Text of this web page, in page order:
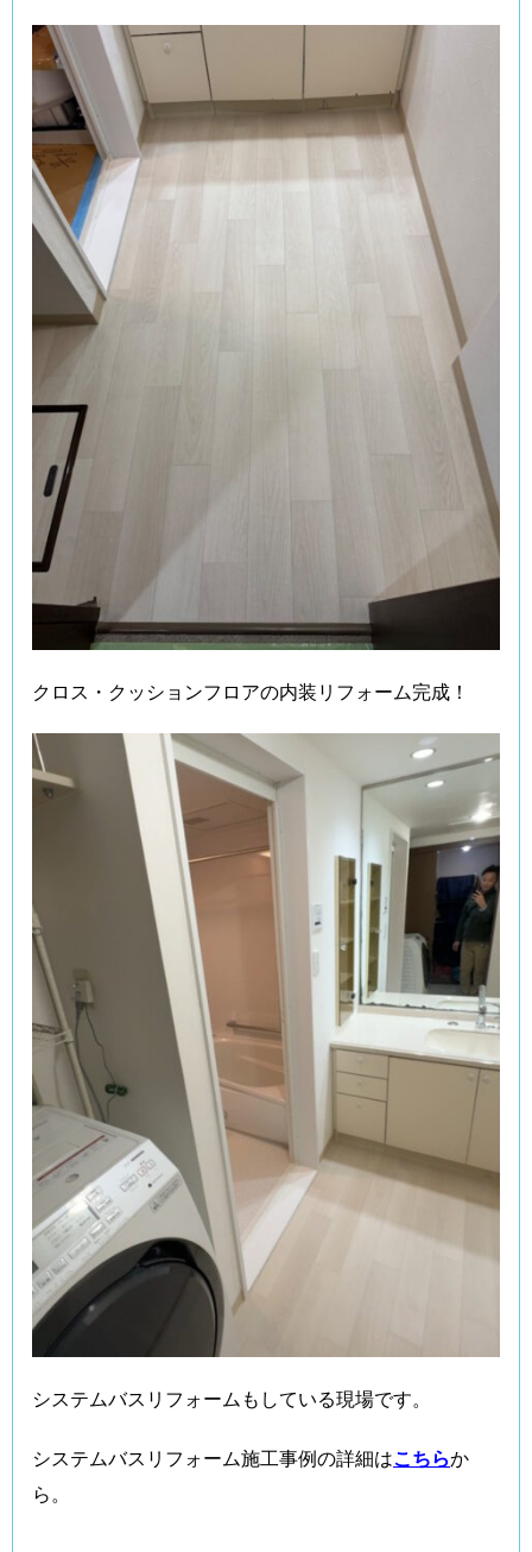
クロス・クッションフロアの内装リフォーム完成！
システムバスリフォームもしている現場です。
システムバスリフォーム施工事例の詳細はこちらか
ら。